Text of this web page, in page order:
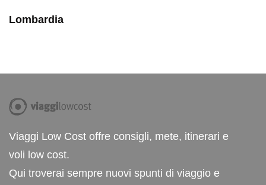
Lombardia
Viaggi Low Cost offre consigli, mete, itinerari e
voli low cost.
Qui troverai sempre nuovi spunti di viaggio e